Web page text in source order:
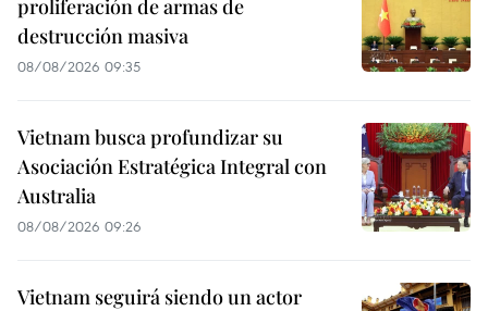
proliferación de armas de
destrucción masiva
08/08/2026 09:35
Vietnam busca profundizar su
Asociación Estratégica Integral con
Australia
08/08/2026 09:26
Vietnam seguirá siendo un actor